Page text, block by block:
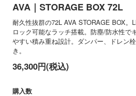
AVA｜STORAGE BOX 72L
耐久性抜群の72L AVA STORAGE BOX。
ロック可能なラッチ搭載。防塵/防水性で
やすい積み重ね設計。ダンパー、ドレン
き。
36,300円(税込)
購入数